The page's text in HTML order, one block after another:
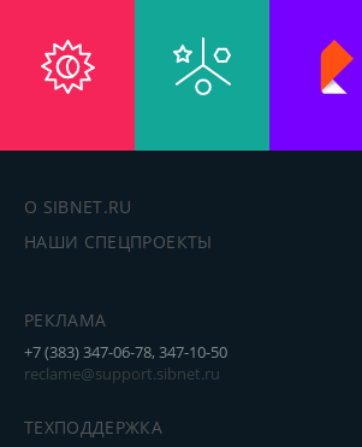
О SIBNET.RU
НАШИ СПЕЦПРОЕКТЫ
РЕКЛАМА
+7 (383) 347-06-78, 347-10-50
reclame@support.sibnet.ru
ТЕХПОДДЕРЖКА